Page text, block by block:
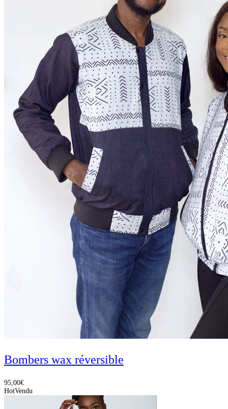
Bombers wax réversible
95,00€
HotVendu